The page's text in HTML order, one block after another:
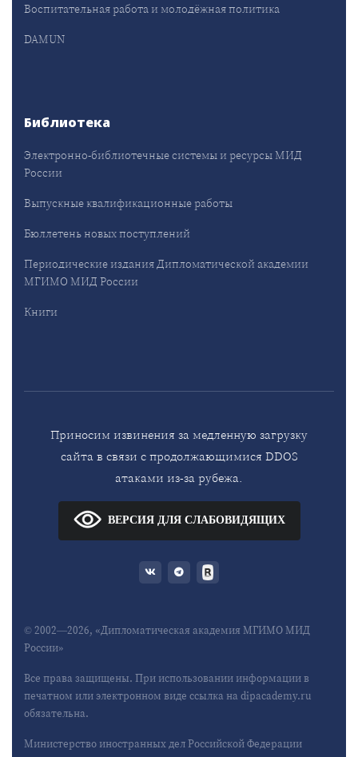
Воспитательная работа и молодёжная политика
DAMUN
Библиотека
Электронно-библиотечные системы и ресурсы МИД
России
Выпускные квалификационные работы
Бюллетень новых поступлений
Периодические издания Дипломатической академии
МГИМО МИД России
Книги
Приносим извинения за медленную загрузку
сайта в связи с продолжающимися DDOS
атаками из-за рубежа.
ВЕРСИЯ ДЛЯ СЛАБОВИДЯЩИХ
© 2002—2026, «Дипломатическая академия МГИМО МИД
России»
Все права защищены. При использовании информации в
печатном или электронном виде ссылка на dipacademy.ru
обязательна.
Министерство иностранных дел Российской Федерации